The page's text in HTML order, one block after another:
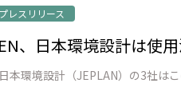
プレスリリース
、日本環境設計は使